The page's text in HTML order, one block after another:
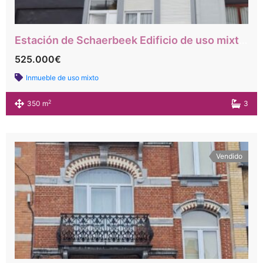
525.000€
Inmueble de uso mixto
350 m2 3
Vendido